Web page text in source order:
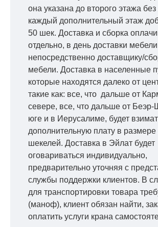
она указана до второго этажа
каждый дополнительный этаж
50 шек. Доставка и сборка
отдельно, в день доставки мебели
непосредственно доставщику/
мебели. Доставка в населенные
которые находятся далеко от
такие как: все, что дальше от
севере, все, что дальше от
юге и в Иерусалиме, будет
дополнительную плату в размере
шекелей. Доставка в Эйлат будет
оговариваться индивидуально,
предварительно уточняя с
службы поддержки клиентов. В
для транспортировки товара
(маноф), клиент обязан найти,
оплатить услуги крана